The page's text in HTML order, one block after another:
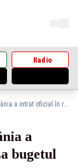
Radio
Piperea acuză, după ce România a intrat oficial în recesiune: „La bugetul pe 2026 s-a mințit copios"
a
bugetul